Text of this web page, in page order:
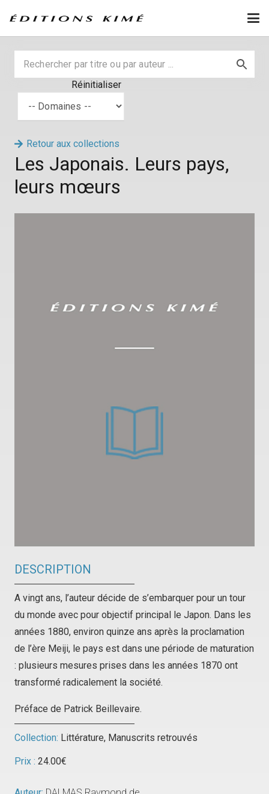
Réinitialiser
Retour aux collections
Les Japonais. Leurs pays,
leurs mœurs
DESCRIPTION
A vingt ans, l’auteur décide de s’embarquer pour un tour
du monde avec pour objectif principal le Japon. Dans les
années 1880, environ quinze ans après la proclamation
de l’ère Meiji, le pays est dans une période de maturation
: plusieurs mesures prises dans les années 1870 ont
transformé radicalement la société.
Préface de Patrick Beillevaire.
Collection: Littérature, Manuscrits retrouvés
Prix : 24.00€